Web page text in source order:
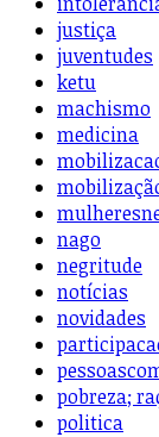
justiça
juventudes
ketu
machismo
medicina
nago
negritude
notícias
novidades
pobreza;
politica